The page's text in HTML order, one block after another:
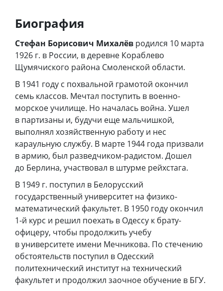
Биография
Стефан Борисович Михалёв родился 10 марта
1926 г. в России, в деревне Кораблево
Щумячиского района Смоленской области.
В 1941 году с похвальной грамотой окончил
семь классов. Мечтал поступить в военно-
морское училище. Но началась война. Ушел
в партизаны и, будучи еще мальчишкой,
выполнял хозяйственную работу и нес
караульную службу. В марте 1944 года призвали
в армию, был разведчиком-радистом. Дошел
до Берлина, участвовал в штурме рейхстага.
В 1949 г. поступил в Белорусский
государственный университет на физико-
математический факультет. В 1950 году окончил
1-й курс и решил поехать в Одессу к брату-
офицеру, чтобы продолжить учебу
в университете имени Мечникова. По стечению
обстоятельств поступил в Одесский
политехнический институт на технический
факультет и продолжил заочное обучение в БГУ.